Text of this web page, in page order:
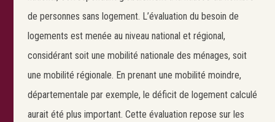
de personnes sans logement. L’évaluation du besoin de
logements est menée au niveau national et régional,
considérant soit une mobilité nationale des ménages, soit
une mobilité régionale. En prenant une mobilité moindre,
départementale par exemple, le déficit de logement calculé
aurait été plus important. Cette évaluation repose sur les